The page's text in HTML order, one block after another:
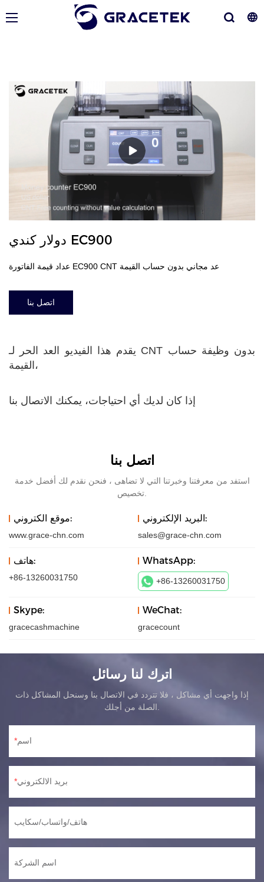
دولار كندي EC900
عداد قيمة الفاتورة EC900 CNT عد مجاني بدون حساب القيمة
اتصل بنا
يقدم هذا الفيديو العد الحر لـ CNT بدون وظيفة حساب
القيمة،
إذا كان لديك أي احتياجات، يمكنك الاتصال بنا
اتصل بنا
استفد من معرفتنا وخبرتنا التي لا تضاهى ، فنحن نقدم لك أفضل خدمة
موقع الكتروني:
www.grace-chn.com
البريد الإلكتروني:
sales@grace-chn.com
هاتف:
+86-13260031750
WhatsApp:
+86-13260031750
Skype:
gracecashmachine
WeChat:
gracecount
اترك لنا رسائل
إذا واجهت أي مشاكل ، فلا تتردد في الاتصال بنا وسنحل المشاكل ذات
اسم
بريد الالكتروني
هاتف/واتساب/سكايب
اسم الشركة